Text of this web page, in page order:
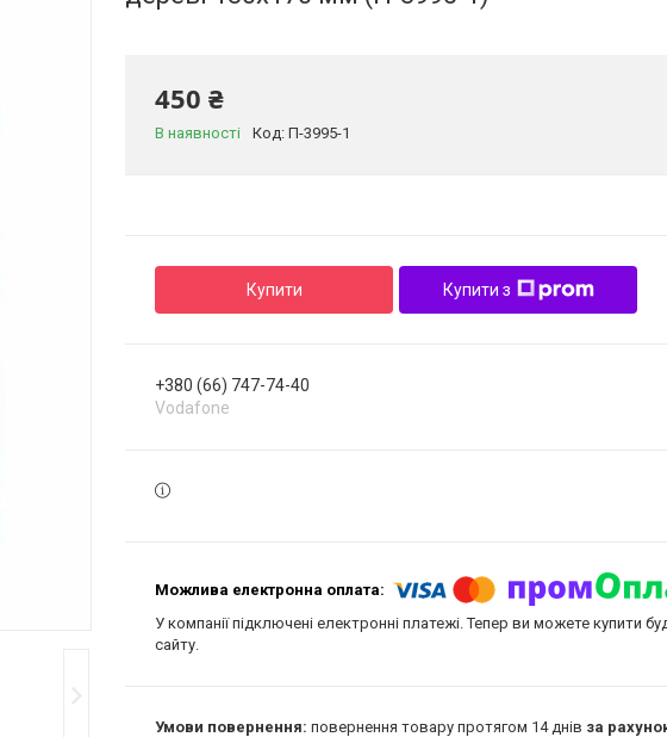
450 ₴
В наявності Код: П-3995-1
Купити Купити з
+380 (66) 747-74-40
Vodafone
У компанії підключені електронні платежі. Тепер ви можете купити
сайту.
повернення товару протягом 14 днів за